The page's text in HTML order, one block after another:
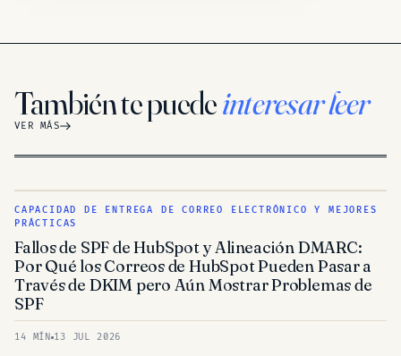
También te puedeinteresar leer
VER MÁS
CAPACIDAD DE ENTREGA DE CORREO ELECTRÓNICO Y MEJORES
PRÁCTICAS
Fallos de SPF de HubSpot y Alineación DMARC:
Por Qué los Correos de HubSpot Pueden Pasar a
Través de DKIM pero Aún Mostrar Problemas de
SPF
14 MÍN 13 JUL 2026